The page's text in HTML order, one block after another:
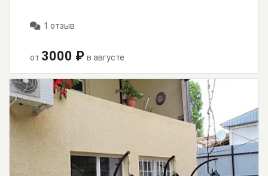
1 отзыв
от 3000 ₽ в августе